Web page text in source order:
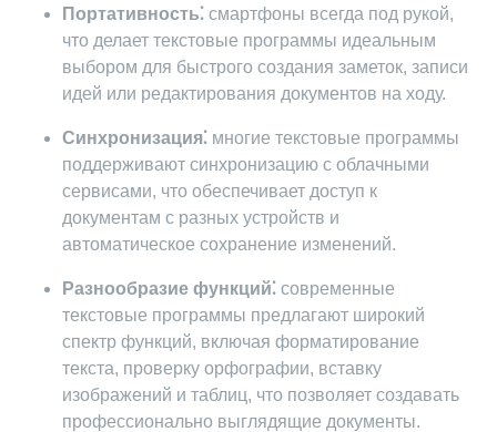
Портативность⁚ смартфоны всегда под рукой,
что делает текстовые программы идеальным
выбором для быстрого создания заметок, записи
идей или редактирования документов на ходу.
Синхронизация⁚ многие текстовые программы
поддерживают синхронизацию с облачными
сервисами, что обеспечивает доступ к
документам с разных устройств и
автоматическое сохранение изменений.
Разнообразие функций⁚ современные
текстовые программы предлагают широкий
спектр функций, включая форматирование
текста, проверку орфографии, вставку
изображений и таблиц, что позволяет создавать
профессионально выглядящие документы.